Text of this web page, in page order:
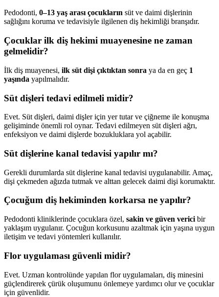
Pedodonti, 0–13 yaş arası çocukların süt ve daimi dişlerinin
sağlığını koruma ve tedavisiyle ilgilenen diş hekimliği branşıdır.
Çocuklar ilk diş hekimi muayenesine ne zaman
gelmelidir?
İlk diş muayenesi, ilk süt dişi çıktıktan sonra ya da en geç 1
yaşında yapılmalıdır.
Süt dişleri tedavi edilmeli midir?
Evet. Süt dişleri, daimi dişler için yer tutar ve çiğneme ile konuşma
gelişiminde önemli rol oynar. Tedavi edilmeyen süt dişleri ağrı,
enfeksiyon ve daimi dişlerde bozukluklara yol açabilir.
Süt dişlerine kanal tedavisi yapılır mı?
Gerekli durumlarda süt dişlerine kanal tedavisi uygulanabilir. Amaç,
dişi çekmeden ağızda tutmak ve alttan gelecek daimi dişi korumaktır.
Çocuğum diş hekiminden korkarsa ne yapılır?
Pedodonti kliniklerinde çocuklara özel, sakin ve güven verici bir
yaklaşım uygulanır. Çocuğun korkusunu azaltmak için yaşına uygun
iletişim ve tedavi yöntemleri kullanılır.
Flor uygulaması güvenli midir?
Evet. Uzman kontrolünde yapılan flor uygulamaları, diş minesini
güçlendirerek çürük oluşumunu önlemeye yardımcı olur ve çocuklar
için güvenlidir.